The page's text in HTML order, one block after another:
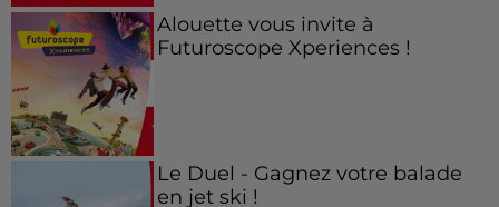
Alouette vous invite à
Futuroscope Xperiences !
Le Duel - Gagnez votre balade
en jet ski !